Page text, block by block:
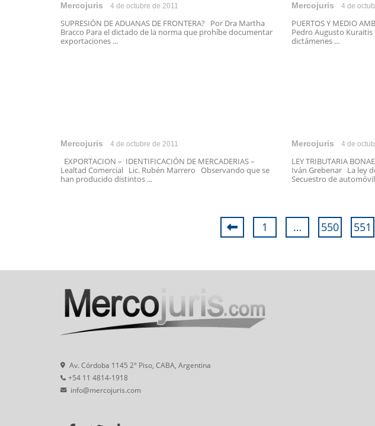
Mercojuris 4 de octubre de 2011
SUPRESIÓN DE ADUANAS DE FRONTERA? Por Dra Martha
Bracco Para el dictado de la norma que prohíbe documentar
exportaciones ...
Mercojuris 4 de
PUERTOS Y MEDIO
Pedro Augusto
dictámenes ...
Mercojuris 4 de octubre de 2011
EXPORTACION – IDENTIFICACIÓN DE MERCADERIAS –
Lealtad Comercial Lic. Rubén Marrero Observando que se
han producido distintos ...
Mercojuris 4 de
LEY TRIBUTARIA
Iván Grebenar La ley
Secuestro de
1 … 550 551
Av. Córdoba 1145 2° Piso, CABA, Argentina
+54 11 4814-1918
info@mercojuris.com